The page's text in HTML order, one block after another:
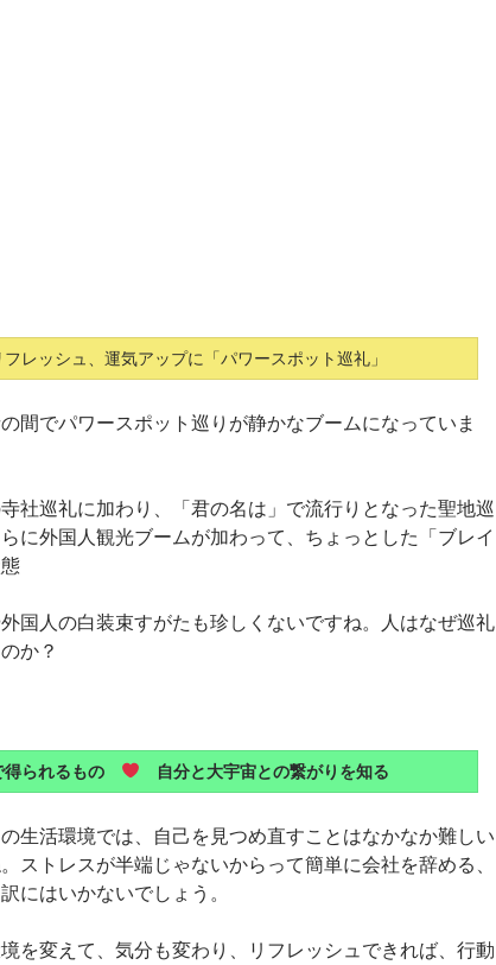
レッシュ、運気アップに「パワースポット巡礼」
間でパワースポット巡りが静かなブームになっていま
社巡礼に加わり、「君の名は」で流行りとなった聖地巡
に外国人観光ブームが加わって、ちょっとした「ブレイ
国人の白装束すがたも珍しくないですね。人はなぜ巡礼
か？
得られるもの 自分と大宇宙との繋がりを知る
生活環境では、自己を見つめ直すことはなかなか難しい
ストレスが半端じゃないからって簡単に会社を辞める、
にはいかないでしょう。
を変えて、気分も変わり、リフレッシュできれば、行動